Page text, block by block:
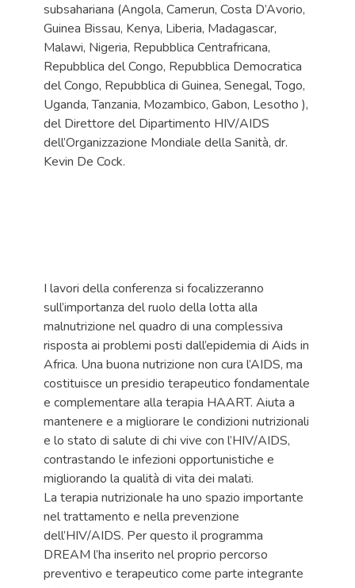
subsahariana (Angola, Camerun, Costa D’Avorio,
Guinea Bissau, Kenya, Liberia, Madagascar,
Malawi, Nigeria, Repubblica Centrafricana,
Repubblica del Congo, Repubblica Democratica
del Congo, Repubblica di Guinea, Senegal, Togo,
Uganda, Tanzania, Mozambico, Gabon, Lesotho ),
del Direttore del Dipartimento HIV/AIDS
dell’Organizzazione Mondiale della Sanità, dr.
Kevin De Cock.
I lavori della conferenza si focalizzeranno
sull’importanza del ruolo della lotta alla
malnutrizione nel quadro di una complessiva
risposta ai problemi posti dall’epidemia di Aids in
Africa. Una buona nutrizione non cura l’AIDS, ma
costituisce un presidio terapeutico fondamentale
e complementare alla terapia HAART. Aiuta a
mantenere e a migliorare le condizioni nutrizionali
e lo stato di salute di chi vive con l’HIV/AIDS,
contrastando le infezioni opportunistiche e
migliorando la qualità di vita dei malati.
La terapia nutrizionale ha uno spazio importante
nel trattamento e nella prevenzione
dell’HIV/AIDS. Per questo il programma
DREAM l’ha inserito nel proprio percorso
preventivo e terapeutico come parte integrante